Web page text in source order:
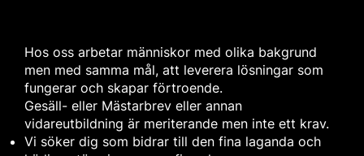
Hos oss arbetar människor med olika bakgrund
men med samma mål, att leverera lösningar som
fungerar och skapar förtroende.
Gesäll- eller Mästarbrev eller annan
vidareutbildning är meriterande men inte ett krav.
Vi söker dig som bidrar till den fina laganda och